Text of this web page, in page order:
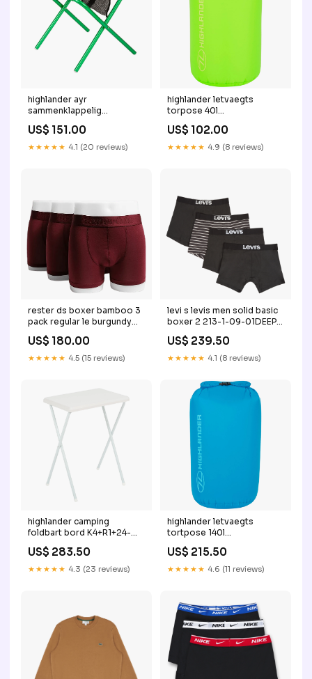
highlander ayr
sammenklappelig
campingstol Comfort Limit
-2¬∞
US$ 151.00
★★★★★ 4.1 (20 reviews)
highlander letvaegts
torpose 40l
women20231115tagfix
US$ 102.00
★★★★★ 4.9 (8 reviews)
rester ds boxer bamboo 3
pack regular le burgundy
200057069999 Black
US$ 180.00
★★★★★ 4.5 (15 reviews)
levi s levis men solid basic
boxer 2 213-1-09-01DEEP
NAVY
US$ 239.50
★★★★★ 4.1 (8 reviews)
highlander camping
foldbart bord K4+R1+24-
20241121
US$ 283.50
★★★★★ 4.3 (23 reviews)
highlander letvaegts
tortpose 140l
Color:Electric Blue
US$ 215.50
★★★★★ 4.6 (11 reviews)